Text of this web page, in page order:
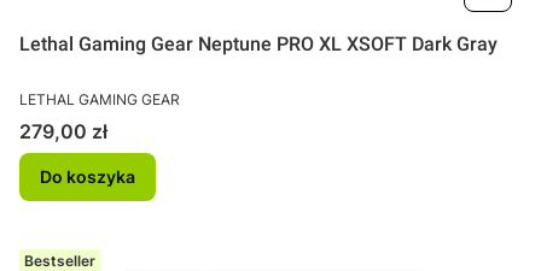
Lethal Gaming Gear Neptune PRO XL XSOFT Dark Gray
PRODUCENT
LETHAL GAMING GEAR
Cena
279,00 zł
Do koszyka
Bestseller